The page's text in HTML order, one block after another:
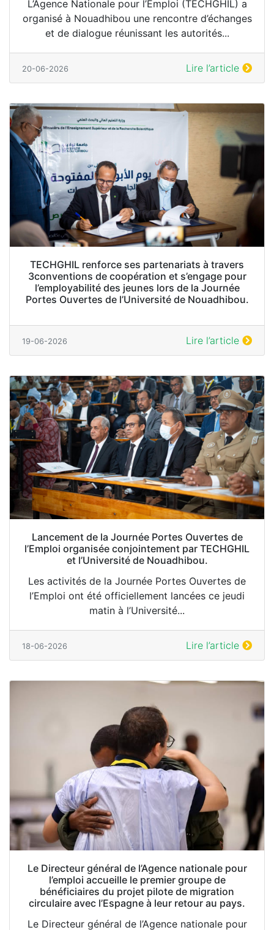
L’Agence Nationale pour l’Emploi (TECHGHIL) a
organisé à Nouadhibou une rencontre d’échanges
et de dialogue réunissant les autorités...
20-06-2026 Lire l’article
TECHGHIL renforce ses partenariats à travers
3conventions de coopération et s’engage pour
l’employabilité des jeunes lors de la Journée
Portes Ouvertes de l’Université de Nouadhibou.
19-06-2026 Lire l’article
Lancement de la Journée Portes Ouvertes de
l’Emploi organisée conjointement par TECHGHIL
et l’Université de Nouadhibou.
Les activités de la Journée Portes Ouvertes de
l’Emploi ont été officiellement lancées ce jeudi
matin à l’Université...
18-06-2026 Lire l’article
Le Directeur général de l’Agence nationale pour
l’emploi accueille le premier groupe de
bénéficiaires du projet pilote de migration
circulaire avec l’Espagne à leur retour au pays.
Le Directeur général de l’Agence nationale pour